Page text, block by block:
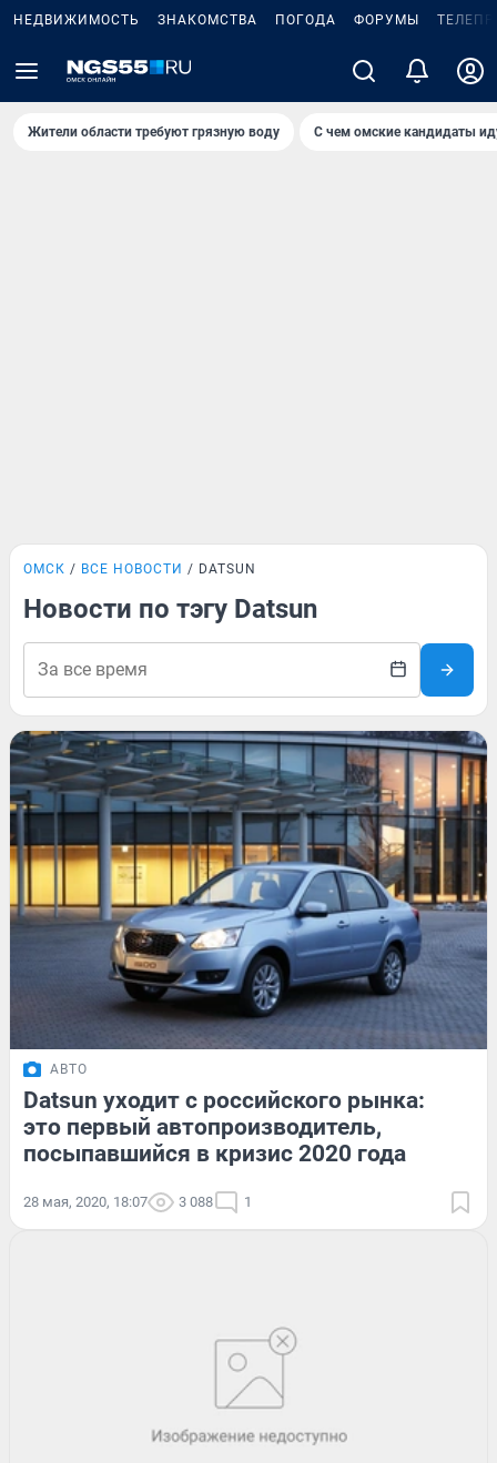
НЕДВИЖИМОСТЬ ЗНАКОМСТВА ПОГОДА ФОРУМЫ
Жители области требуют грязную воду С чем омские кандидаты
ОМСК ВСЕ НОВОСТИ DATSUN
Новости по тэгу Datsun
АВТО
Datsun уходит с российского рынка:
это первый автопроизводитель,
посыпавшийся в кризис 2020 года
28 мая, 2020, 18:07 3 088 1